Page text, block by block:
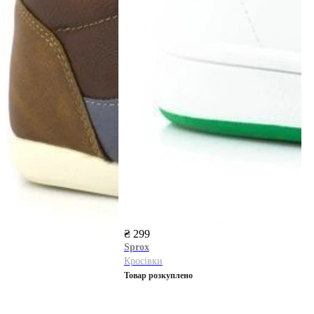
₴ 299
Sprox
Кросівки
Товар розкуплено